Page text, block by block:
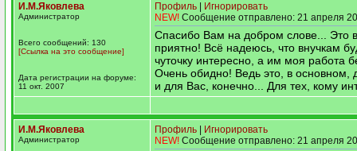
И.М.Яковлева
Администратор
Всего сообщений: 130
[Ссылка на это сообщение]
Дата регистрации на форуме:
11 окт. 2007
Профиль
Игнорировать
NEW! Сообщение отправлено: 21 апреля
Спасибо Вам на добром слове... Это
приятно! Всё надеюсь, что внучкам
чуточку интересно, а им моя работа
Очень обидно! Ведь это, в основном,
и для Вас, конечно... Для тех, кому
И.М.Яковлева
Администратор
Профиль
Игнорировать
NEW! Сообщение отправлено: 21 апреля